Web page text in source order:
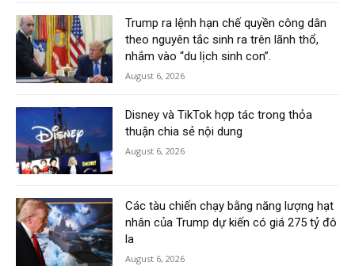
Trump ra lệnh hạn chế quyền công dân
theo nguyên tắc sinh ra trên lãnh thổ,
nhắm vào “du lịch sinh con”.
August 6, 2026
Disney và TikTok hợp tác trong thỏa
thuận chia sẻ nội dung
August 6, 2026
Các tàu chiến chạy bằng năng lượng hạt
nhân của Trump dự kiến có giá 275 tỷ đô
la
August 6, 2026